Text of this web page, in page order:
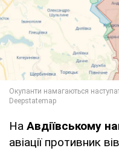
На Авдіївському
авіації противник